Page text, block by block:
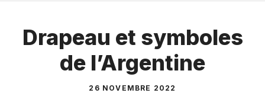
Drapeau et symboles
de l’Argentine
26 NOVEMBRE 2022